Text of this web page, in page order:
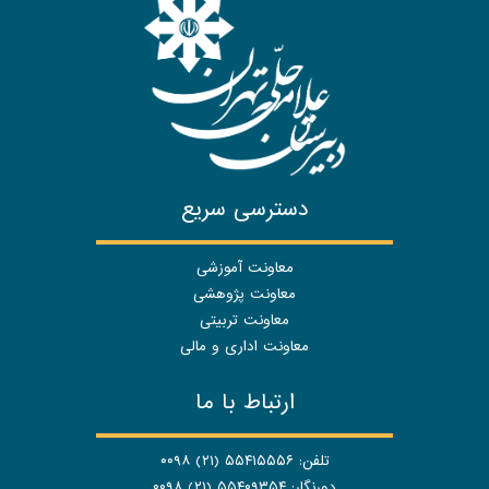
دسترسی سریع
معاونت آموزشی
معاونت پژوهشی
معاونت تربیتی
معاونت اداری و مالی
ارتباط با ما
تلفن: ۵۵۴۱۵۵۵۶ (۲۱) ۰۰۹۸